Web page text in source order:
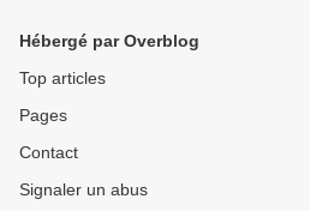
Hébergé par Overblog
Top articles
Pages
Contact
Signaler un abus